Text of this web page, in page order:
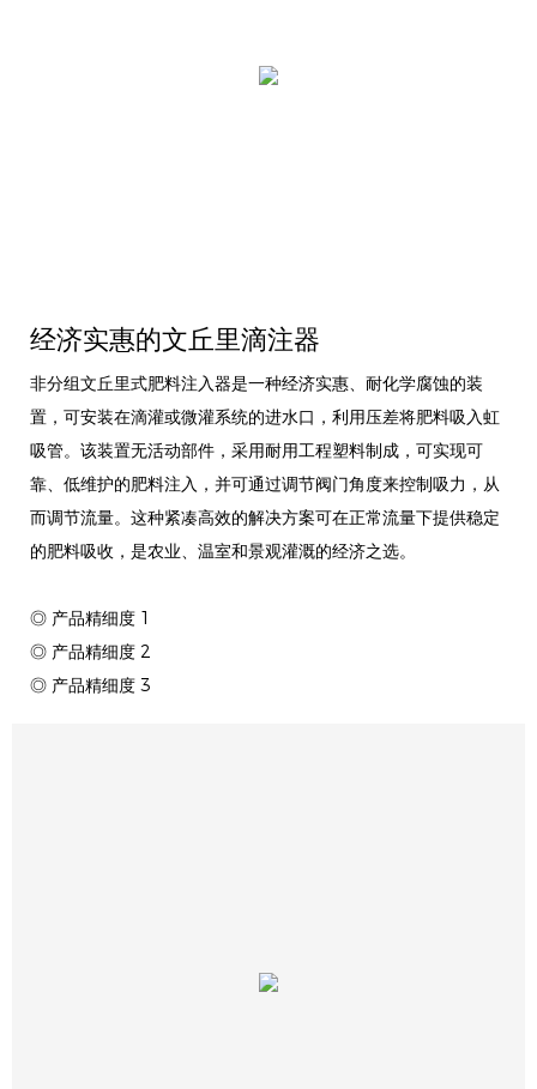
经济实惠的文丘里滴注器
非分组文丘里式肥料注入器是一种经济实惠、耐化学腐蚀的装
置，可安装在滴灌或微灌系统的进水口，利用压差将肥料吸入虹
吸管。该装置无活动部件，采用耐用工程塑料制成，可实现可
靠、低维护的肥料注入，并可通过调节阀门角度来控制吸力，从
而调节流量。这种紧凑高效的解决方案可在正常流量下提供稳定
的肥料吸收，是农业、温室和景观灌溉的经济之选。
◎ 产品精细度 1
◎ 产品精细度 2
◎ 产品精细度 3